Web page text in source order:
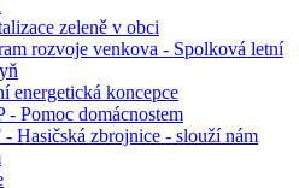
zeleně v obci
rozvoje venkova - Spolková letní
energetická koncepce
- Pomoc domácnostem
- Hasičská zbrojnice - slouží nám